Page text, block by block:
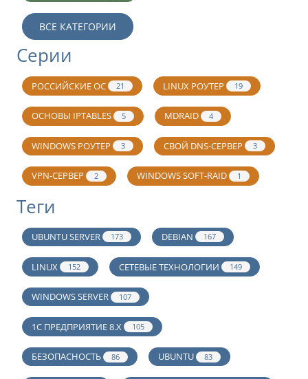
ВСЕ КАТЕГОРИИ
Серии
РОССИЙСКИЕ ОС 21 LINUX РОУТЕР 19
ОСНОВЫ IPTABLES 5 MDRAID 4
WINDOWS РОУТЕР 3 СВОЙ DNS-СЕРВЕР 3
VPN-СЕРВЕР 2 WINDOWS SOFT-RAID 1
Теги
UBUNTU SERVER 173 DEBIAN 167
LINUX 152 СЕТЕВЫЕ ТЕХНОЛОГИИ 149
WINDOWS SERVER 107
1С ПРЕДПРИЯТИЕ 8.Х 105
БЕЗОПАСНОСТЬ 86 UBUNTU 83